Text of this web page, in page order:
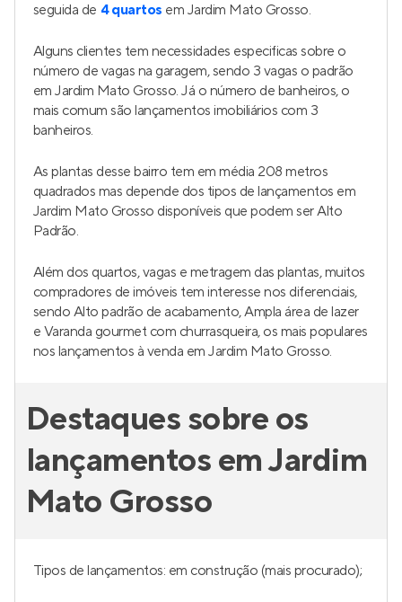
seguida de 4 quartos em Jardim Mato Grosso.
Alguns clientes tem necessidades especificas sobre o
número de vagas na garagem, sendo 3 vagas o padrão
em Jardim Mato Grosso. Já o número de banheiros, o
mais comum são lançamentos imobiliários com 3
banheiros.
As plantas desse bairro tem em média 208 metros
quadrados mas depende dos tipos de lançamentos em
Jardim Mato Grosso disponíveis que podem ser Alto
Padrão.
Além dos quartos, vagas e metragem das plantas, muitos
compradores de imóveis tem interesse nos diferenciais,
sendo Alto padrão de acabamento, Ampla área de lazer
e Varanda gourmet com churrasqueira, os mais populares
nos lançamentos à venda em Jardim Mato Grosso.
Destaques sobre os
lançamentos em Jardim
Mato Grosso
Tipos de lançamentos: em construção (mais procurado);